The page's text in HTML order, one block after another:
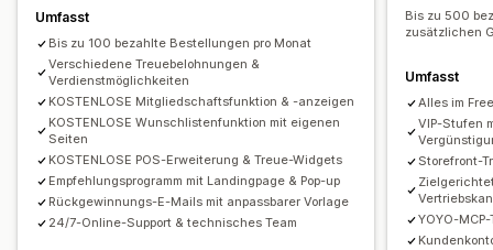
Individuelle Prämien
Umfasst
Bis zu 100 bezahlte Bestellungen pro Monat
Verschiedene Treuebelohnungen &
Verdienstmöglichkeiten
KOSTENLOSE Mitgliedschaftsfunktion & -anzeigen
KOSTENLOSE Wunschlistenfunktion mit eigenen
Seiten
KOSTENLOSE POS-Erweiterung & Treue-Widgets
Empfehlungsprogramm mit Landingpage & Pop-up
Rückgewinnungs-E-Mails mit anpassbarer Vorlage
24/7-Online-Support & technisches Team
Bis zu 500
zusätzlichen
Umfasst
Alles im
VIP-Stufen
Storefront-
YOYO-